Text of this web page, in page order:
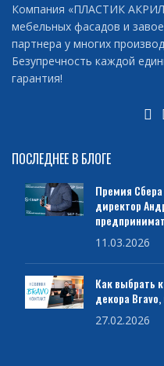
Компания «ПЛАСТИК
мебельных фасадов и
партнера у многих
Безупречность каждой
гарантия!
ПОСЛЕДНЕЕ В БЛОГЕ
Премия
директор
11.03.2026
Как выбрать
декора
27.02.2026